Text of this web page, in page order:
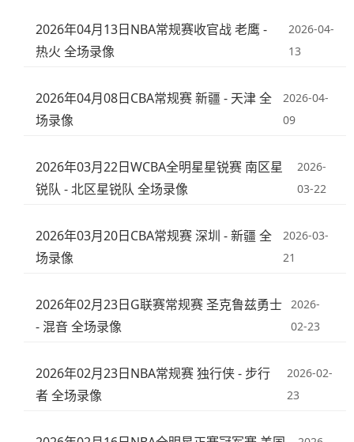
2026年04月13日NBA常规赛收官战 老鹰 -
热火 全场录像
2026-04-
13
2026年04月08日CBA常规赛 新疆 - 天津 全
场录像
2026-04-
09
2026年03月22日WCBA全明星星锐赛 南区星
锐队 - 北区星锐队 全场录像
2026-
03-22
2026年03月20日CBA常规赛 深圳 - 新疆 全
场录像
2026-03-
21
2026年02月23日G联赛常规赛 圣克鲁兹勇士
- 混音 全场录像
2026-
02-23
2026年02月23日NBA常规赛 独行侠 - 步行
者 全场录像
2026-02-
23